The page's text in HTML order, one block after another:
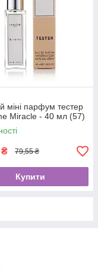
міні парфум тестер
Miracle - 40 мл (57)
₴ 79,55 ₴
Купити